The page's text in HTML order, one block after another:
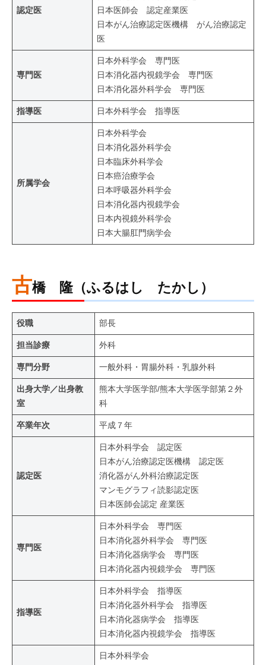
認定医
日本医師会 認定産業医
日本がん治療認定医機構 がん治療認定
医
専門医
日本外科学会 専門医
日本消化器内視鏡学会 専門医
日本消化器外科学会 専門医
指導医 日本外科学会 指導医
所属学会
日本外科学会
日本消化器外科学会
日本臨床外科学会
日本癌治療学会
日本呼吸器外科学会
日本消化器内視鏡学会
日本内視鏡外科学会
日本大腸肛門病学会
古橋 隆（ふるはし たかし）
役職 部長
担当診療 外科
専門分野 一般外科・胃腸外科・乳腺外科
出身大学／出身教
室
熊本大学医学部/熊本大学医学部第２外
科
卒業年次 平成７年
認定医
日本外科学会 認定医
日本がん治療認定医機構 認定医
消化器がん外科治療認定医
マンモグラフィ読影認定医
日本医師会認定 産業医
専門医
日本外科学会 専門医
日本消化器外科学会 専門医
日本消化器病学会 専門医
日本消化器内視鏡学会 専門医
指導医
日本外科学会 指導医
日本消化器外科学会 指導医
日本消化器病学会 指導医
日本消化器内視鏡学会 指導医
日本外科学会